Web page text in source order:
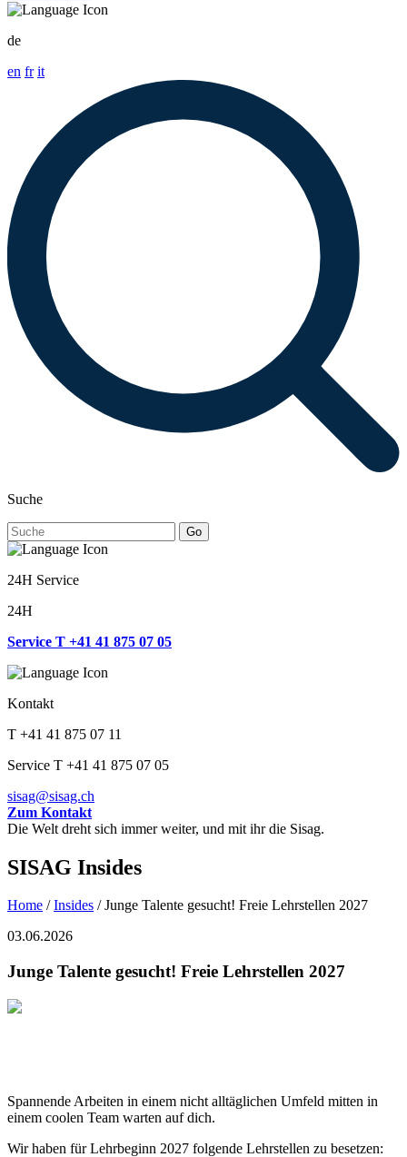
de
en fr it
Suche
Go
24H Service
24H
Service T +41 41 875 07 05
Kontakt
T +41 41 875 07 11
Service T +41 41 875 07 05
sisag@sisag.ch
Zum Kontakt
Die Welt dreht sich immer weiter, und mit ihr die Sisag.
SISAG Insides
Home /Insides /Junge Talente gesucht! Freie Lehrstellen 2027
03.06.2026
Junge Talente gesucht! Freie Lehrstellen 2027
Spannende Arbeiten in einem nicht alltäglichen Umfeld mitten in
einem coolen Team warten auf dich.
Wir haben für Lehrbeginn 2027 folgende Lehrstellen zu besetzen: